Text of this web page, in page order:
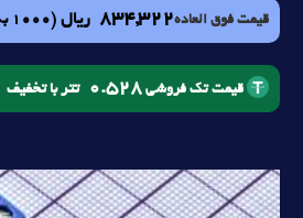
قیمت فوق العاده834,322 ریال (1000 به بالا)
قیمت تک فروشی 0.528 تتر با تخفیف